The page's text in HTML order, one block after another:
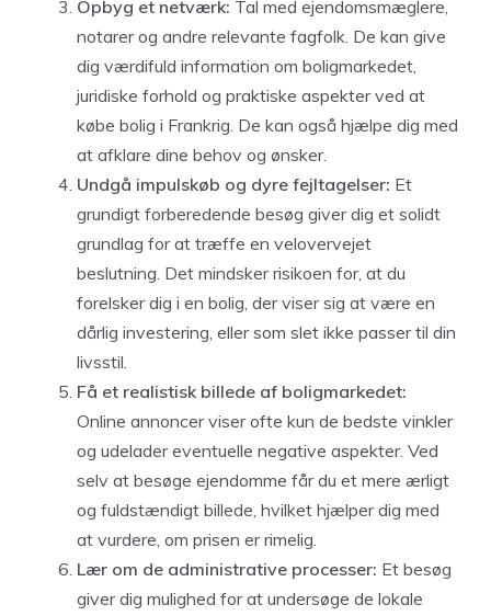
Opbyg et netværk: Tal med ejendomsmæglere,
notarer og andre relevante fagfolk. De kan give
dig værdifuld information om boligmarkedet,
juridiske forhold og praktiske aspekter ved at
købe bolig i Frankrig. De kan også hjælpe dig med
at afklare dine behov og ønsker.
Undgå impulskøb og dyre fejltagelser: Et
grundigt forberedende besøg giver dig et solidt
grundlag for at træffe en velovervejet
beslutning. Det mindsker risikoen for, at du
forelsker dig i en bolig, der viser sig at være en
dårlig investering, eller som slet ikke passer til din
livsstil.
Få et realistisk billede af boligmarkedet:
Online annoncer viser ofte kun de bedste vinkler
og udelader eventuelle negative aspekter. Ved
selv at besøge ejendomme får du et mere ærligt
og fuldstændigt billede, hvilket hjælper dig med
at vurdere, om prisen er rimelig.
Lær om de administrative processer: Et besøg
giver dig mulighed for at undersøge de lokale